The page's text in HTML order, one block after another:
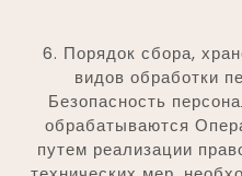
6. Порядок сбора,
видов обработки
Безопасность
обрабатываются
путем реализации